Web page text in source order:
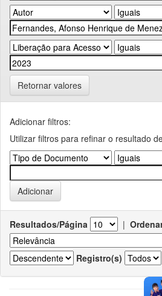
Retornar valores
Adicionar filtros:
Utilizar filtros para refinar o resultado
Resultados/Página |
Registro(s)